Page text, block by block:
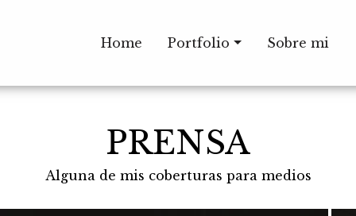
Home Portfolio Sobre mi
PRENSA
Alguna de mis coberturas para medios